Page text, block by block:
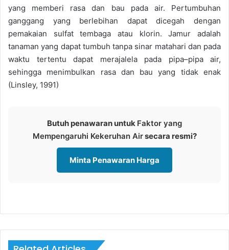
yang memberi rasa dan bau pada air. Pertumbuhan
ganggang yang berlebihan dapat dicegah dengan
pemakaian sulfat tembaga atau klorin. Jamur adalah
tanaman yang dapat tumbuh tanpa sinar matahari dan pada
waktu tertentu dapat merajalela pada pipa–pipa air,
sehingga menimbulkan rasa dan bau yang tidak enak
(Linsley, 1991)
Butuh penawaran untuk Faktor yang
Mempengaruhi Kekeruhan Airsecara resmi?
Minta Penawaran Harga